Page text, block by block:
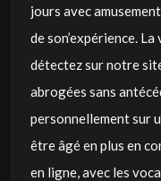
jours avec
de son’expérience.
détectez sur notre
abrogées sans
personnellement sur
être âgé en plus en
en ligne, avec les